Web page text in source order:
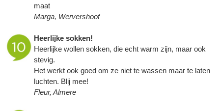
maat
Marga, Wervershoof
Heerlijke sokken!
Heerlijke wollen sokken, die echt warm zijn, maar ook
stevig.
Het werkt ook goed om ze niet te wassen maar te laten
luchten. Blij mee!
Fleur, Almere